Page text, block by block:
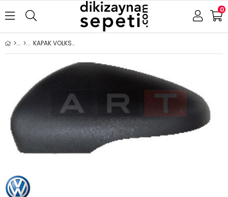
0
KAPAK VOLKSWAGEN GOLF 6 - (TOURAN 2009-2015 ) 2009-2012 SOL